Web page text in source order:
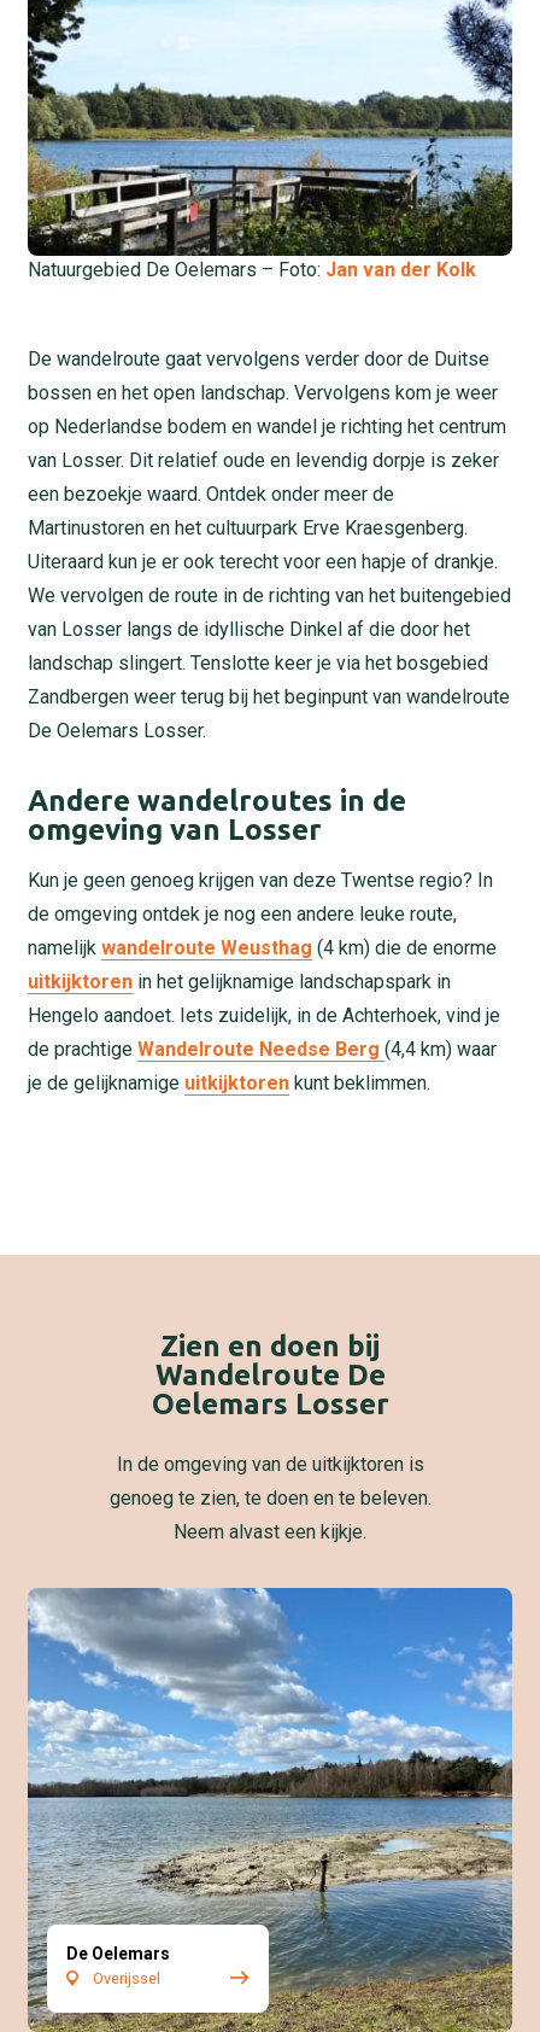
Natuurgebied De Oelemars – Foto: Jan van der Kolk
De wandelroute gaat vervolgens verder door de Duitse
bossen en het open landschap. Vervolgens kom je weer
op Nederlandse bodem en wandel je richting het centrum
van Losser. Dit relatief oude en levendig dorpje is zeker
een bezoekje waard. Ontdek onder meer de
Martinustoren en het cultuurpark Erve Kraesgenberg.
Uiteraard kun je er ook terecht voor een hapje of drankje.
We vervolgen de route in de richting van het buitengebied
van Losser langs de idyllische Dinkel af die door het
landschap slingert. Tenslotte keer je via het bosgebied
Zandbergen weer terug bij het beginpunt van wandelroute
De Oelemars Losser.
Andere wandelroutes in de
omgeving van Losser
Kun je geen genoeg krijgen van deze Twentse regio? In
de omgeving ontdek je nog een andere leuke route,
namelijk wandelroute Weusthag (4 km) die de enorme
uitkijktoren in het gelijknamige landschapspark in
Hengelo aandoet. Iets zuidelijk, in de Achterhoek, vind je
de prachtige Wandelroute Needse Berg (4,4 km) waar
je de gelijknamige uitkijktoren kunt beklimmen.
Zien en doen bij
Wandelroute De
Oelemars Losser
In de omgeving van de uitkijktoren is
genoeg te zien, te doen en te beleven.
Neem alvast een kijkje.
De Oelemars
Overijssel